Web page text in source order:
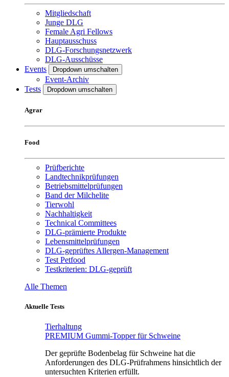
Mitgliedschaft
Junge DLG
Female Agri Fellows
Hauptausschuss
DLG-Forschungsnetzwerk
DLG-Ausschüsse
Events
Dropdown umschalten
Event-Archiv
Tests
Dropdown umschalten
Agrar
Food
Prüfberichte
Landtechnikprüfungen
Betriebsmittelprüfungen
Band der Milchelite
Tierwohl
Nachhaltigkeit
Technical Committees
DLG-prämierte Produkte
Lebensmittelprüfungen
DLG-geprüftes Allergen-Management
Test Petfood
Testkriterien: DLG-geprüft
Alle Themen
Aktuelle Tests
Tierhaltung
PREMIUM Gummi-Topper für Schweine
Der geprüfte Bodenbelag für Schweine hat die
Anforderungen des DLG-Prüfrahmens hinsichtlich der
untersuchten Kriterien erfüllt.